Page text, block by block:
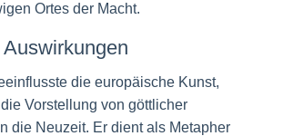
Ortes der Macht.
die europäische Kunst,
Vorstellung von göttlicher
die Neuzeit. Er dient als Metapher